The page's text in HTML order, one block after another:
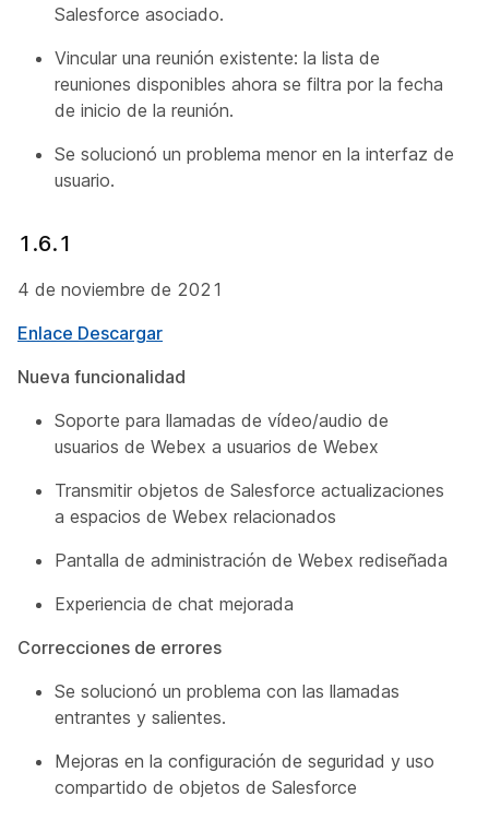
Salesforce asociado.
Vincular una reunión existente: la lista de
reuniones disponibles ahora se filtra por la fecha
de inicio de la reunión.
Se solucionó un problema menor en la interfaz de
usuario.
1.6.1
4 de noviembre de 2021
Enlace Descargar
Nueva funcionalidad
Soporte para llamadas de vídeo/audio de
usuarios de Webex a usuarios de Webex
Transmitir objetos de Salesforce actualizaciones
a espacios de Webex relacionados
Pantalla de administración de Webex rediseñada
Experiencia de chat mejorada
Correcciones de errores
Se solucionó un problema con las llamadas
entrantes y salientes.
Mejoras en la configuración de seguridad y uso
compartido de objetos de Salesforce